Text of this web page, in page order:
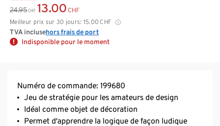
24.95 CHF 13.00 CHF
Meilleur prix sur 30 jours: 15.00 CHF
TVA inclusehors frais de port
Indisponible pour le moment
Numéro de commande: 199680
Jeu de stratégie pour les amateurs de design
Idéal comme objet de décoration
Permet d’apprendre la logique de façon ludique